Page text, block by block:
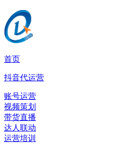
首页
抖音代运营
账号运营
视频策划
带货直播
达人联动
运营培训